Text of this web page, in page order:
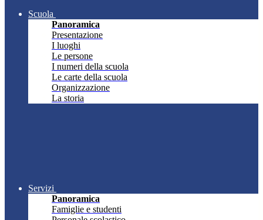
Scuola
Panoramica
Presentazione
I luoghi
Le persone
I numeri della scuola
Le carte della scuola
Organizzazione
La storia
Servizi
Panoramica
Famiglie e studenti